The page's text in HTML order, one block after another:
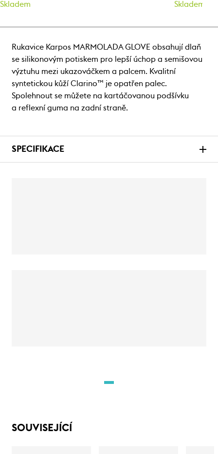
Skladem Skladem
Rukavice Karpos MARMOLADA GLOVE obsahují dlaň
se silikonovým potiskem pro lepší úchop a semišovou
výztuhu mezi ukazováčkem a palcem. Kvalitní
syntetickou kůží Clarino™ je opatřen palec.
Spolehnout se můžete na kartáčovanou podšívku
a reflexní guma na zadní straně.
SPECIFIKACE
SOUVISEJÍCÍ